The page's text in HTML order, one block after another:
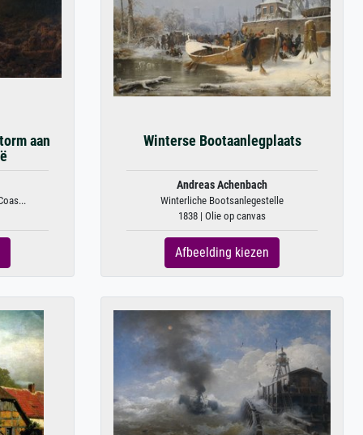
aan
Winterse Bootaanlegplaats
Andreas Achenbach
Winterliche Bootsanlegestelle
1838 | Olie op canvas
Afbeelding kiezen